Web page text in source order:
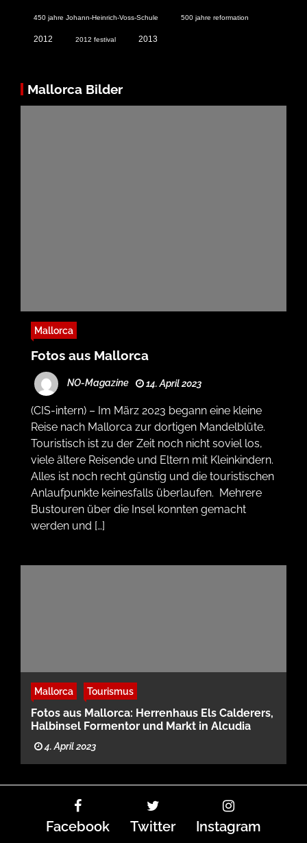
450 jahre Johann-Heinrich-Voss-Schule 500 jahre reformation
2012 2012 festival 2013
Mallorca Bilder
Mallorca
Fotos aus Mallorca
NO-Magazine 14. April 2023
(CIS-intern) – Im März 2023 begann eine kleine
Reise nach Mallorca zur dortigen Mandelblüte.
Touristisch ist zu der Zeit noch nicht soviel los,
viele ältere Reisende und Eltern mit Kleinkindern.
Alles ist noch recht günstig und die touristischen
Anlaufpunkte keinesfalls überlaufen. Mehrere
Bustouren über die Insel konnten gemacht
werden und […]
Mallorca Tourismus
Fotos aus Mallorca: Herrenhaus Els Calderers,
Halbinsel Formentor und Markt in Alcudia
4. April 2023
Facebook Twitter Instagram